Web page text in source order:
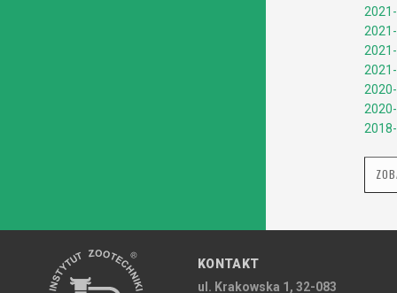
KONTAKT
ul. Krakowska 1, 32-083